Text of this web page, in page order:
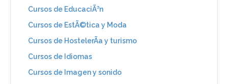
Cursos de EducaciÃ³n
Cursos de EstÃ©tica y Moda
Cursos de HostelerÃ­a y turismo
Cursos de Idiomas
Cursos de Imagen y sonido